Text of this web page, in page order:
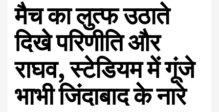
मैच का लुत्फ उठाते
दिखे परिणीति और
राघव, स्टेडियम में गूंजे
भाभी जिंदाबाद के नारे